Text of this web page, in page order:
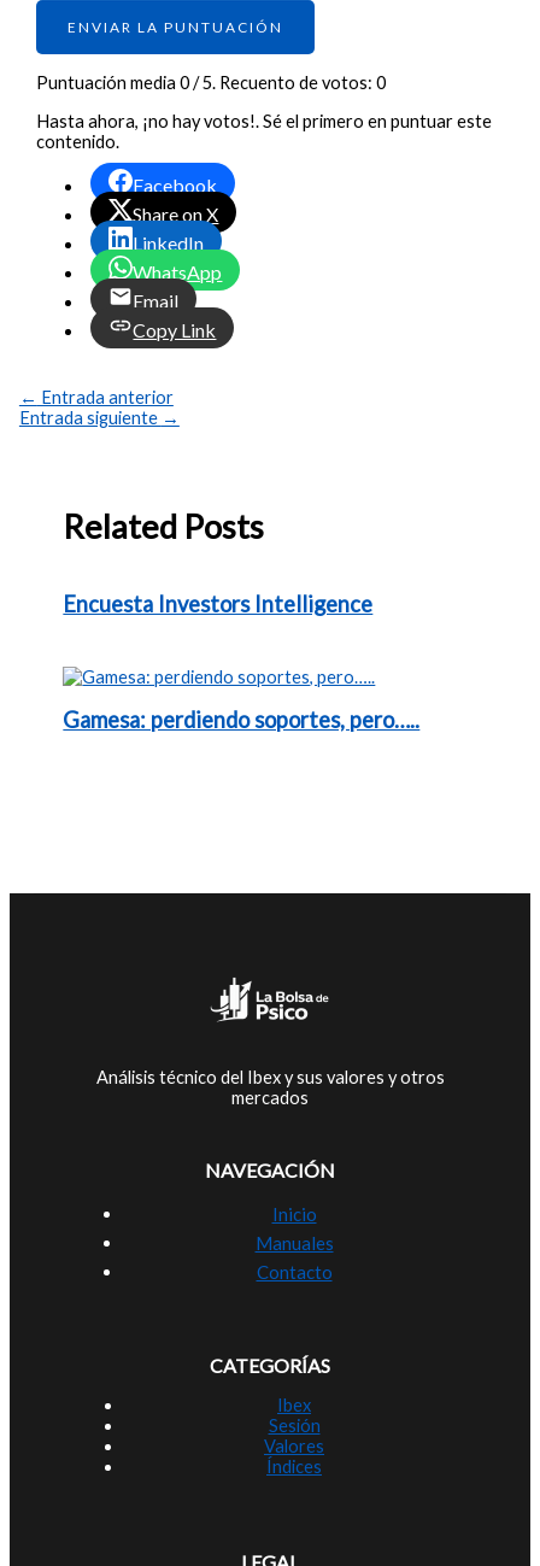
ENVIAR LA PUNTUACIÓN
Puntuación media0/ 5. Recuento de votos:0
Hasta ahora, ¡no hay votos!. Sé el primero en puntuar este
contenido.
Facebook
Share on X
LinkedIn
WhatsApp
Email
Copy Link
← Entrada anterior
Entrada siguiente →
Related Posts
Encuesta Investors Intelligence
Gamesa: perdiendo soportes, pero…..
Análisis técnico del Ibex y sus valores y otros
mercados
NAVEGACIÓN
Inicio
Manuales
Contacto
CATEGORÍAS
Ibex
Sesión
Valores
Índices